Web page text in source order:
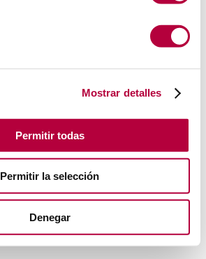
Mostrar detalles
Permitir todas
Permitir la selección
Denegar